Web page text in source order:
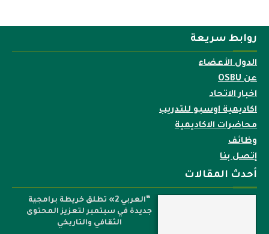
روابط سريعة
الدول الأعضاء
عن OSBU
اخبار الاتحاد
اكاديمية اوسبو للتدريب
محاضرات الاكاديمية
وظائف
إتصل بنا
أحدث المقالات
“العربي 2» تطلق خريطة برامجية
جديدة في سبتمبر لتعزيز المحتوى
الثقافي والتاريخي